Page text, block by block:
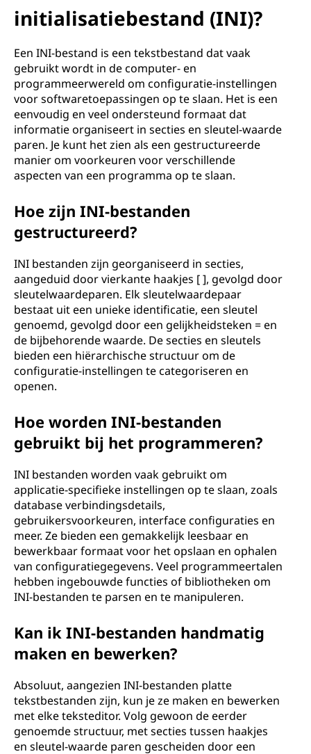
n
N
initialisatiebestand (INI)?
Een INI-bestand is een tekstbestand dat vaak
gebruikt wordt in de computer- en
programmeerwereld om configuratie-instellingen
voor softwaretoepassingen op te slaan. Het is een
eenvoudig en veel ondersteund formaat dat
informatie organiseert in secties en sleutel-waarde
paren. Je kunt het zien als een gestructureerde
manier om voorkeuren voor verschillende
aspecten van een programma op te slaan.
Hoe zijn INI-bestanden
gestructureerd?
INI bestanden zijn georganiseerd in secties,
aangeduid door vierkante haakjes [ ], gevolgd door
sleutelwaardeparen. Elk sleutelwaardepaar
bestaat uit een unieke identificatie, een sleutel
genoemd, gevolgd door een gelijkheidsteken = en
de bijbehorende waarde. De secties en sleutels
bieden een hiërarchische structuur om de
configuratie-instellingen te categoriseren en
openen.
Hoe worden INI-bestanden
gebruikt bij het programmeren?
INI bestanden worden vaak gebruikt om
applicatie-specifieke instellingen op te slaan, zoals
database verbindingsdetails,
gebruikersvoorkeuren, interface configuraties en
meer. Ze bieden een gemakkelijk leesbaar en
bewerkbaar formaat voor het opslaan en ophalen
van configuratiegegevens. Veel programmeertalen
hebben ingebouwde functies of bibliotheken om
INI-bestanden te parsen en te manipuleren.
Kan ik INI-bestanden handmatig
maken en bewerken?
Absoluut, aangezien INI-bestanden platte
tekstbestanden zijn, kun je ze maken en bewerken
met elke teksteditor. Volg gewoon de eerder
genoemde structuur, met secties tussen haakjes
en sleutel-waarde paren gescheiden door een